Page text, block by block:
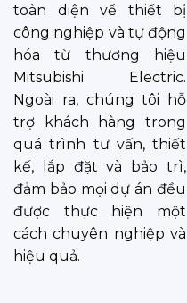
toàn diện về thiết bị
công nghiệp và tự động
hóa từ thương hiệu
Mitsubishi Electric.
Ngoài ra, chúng tôi hỗ
trợ khách hàng trong
quá trình tư vấn, thiết
kế, lắp đặt và bảo trì,
đảm bảo mọi dự án đều
được thực hiện một
cách chuyên nghiệp và
hiệu quả.